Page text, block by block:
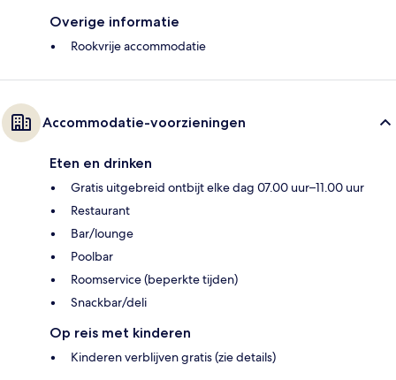
Overige informatie
Rookvrije accommodatie
Accommodatie-voorzieningen
Eten en drinken
Gratis uitgebreid ontbijt elke dag 07.00 uur–11.00 uur
Restaurant
Bar/lounge
Poolbar
Roomservice (beperkte tijden)
Snackbar/deli
Op reis met kinderen
Kinderen verblijven gratis (zie details)